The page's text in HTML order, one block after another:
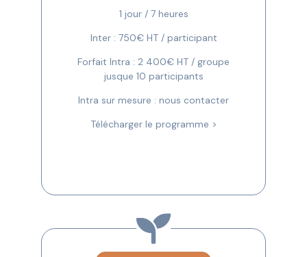
1 jour / 7 heures
Inter : 750€ HT / participant
Forfait Intra : 2 400€ HT / groupe
jusque 10 participants
Intra sur mesure : nous contacter
Télécharger le programme >